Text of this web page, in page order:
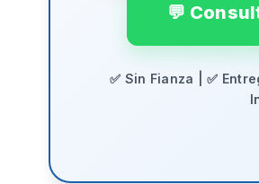
💬
✅ Sin Fianza | ✅